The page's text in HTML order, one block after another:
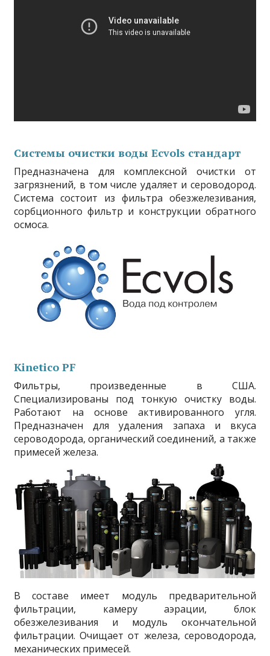
Системы очистки воды Ecvols стандарт
Предназначена для комплексной очистки от
загрязнений, в том числе удаляет и сероводород.
Система состоит из фильтра обезжелезивания,
сорбционного фильтр и конструкции обратного
осмоса.
Kinetico PF
Фильтры, произведенные в США.
Специализированы под тонкую очистку воды.
Работают на основе активированного угля.
Предназначен для удаления запаха и вкуса
сероводорода, органический соединений, а также
примесей железа.
В составе имеет модуль предварительной
фильтрации, камеру аэрации, блок
обезжелезивания и модуль окончательной
фильтрации. Очищает от железа, сероводорода,
механических примесей.